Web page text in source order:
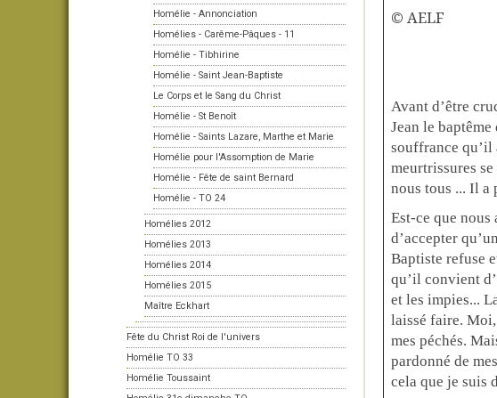
Homélie - Annonciation
Homélies - Carême-Pâques - 11
Homélie - Tibhirine
Homélie - Saint Jean-Baptiste
Le Corps et le Sang du Christ
Homélie - St Benoît
Homélie - Saints Lazare, Marthe et Marie
Homélie pour l'Assomption de Marie
Homélie - Fête de saint Bernard
Homélie - TO 24
Homélies 2012
Homélies 2013
Homélies 2014
Homélies 2015
Maître Eckhart
Fête du Christ Roi de l'univers
Homélie TO 33
Homélie Toussaint
© AELF
Avant d’être
Jean le
souffrance qu’il
meurtrissures
nous tous ... Il a
Est-ce que nous
d’accepter
Baptiste refuse
qu’il convient
et les impies...
laissé faire.
mes péchés.
pardonné de
cela que je suis